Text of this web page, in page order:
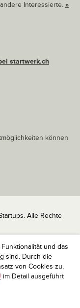
und das
sind. Durch die
von Cookies zu,
im Detail ausgeführt
Interessierte. »
startwerk.ch
können
Alle Rechte